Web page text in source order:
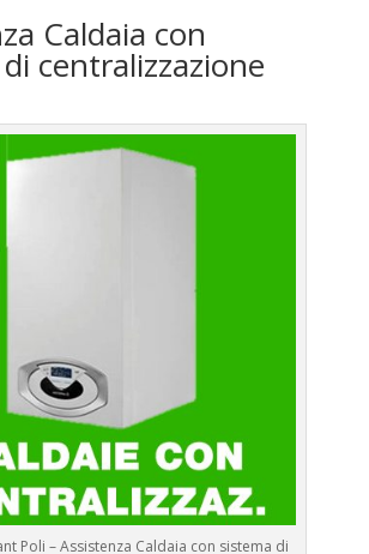
Caldaia con
centralizzazione
Poli – Assistenza Caldaia con sistema di